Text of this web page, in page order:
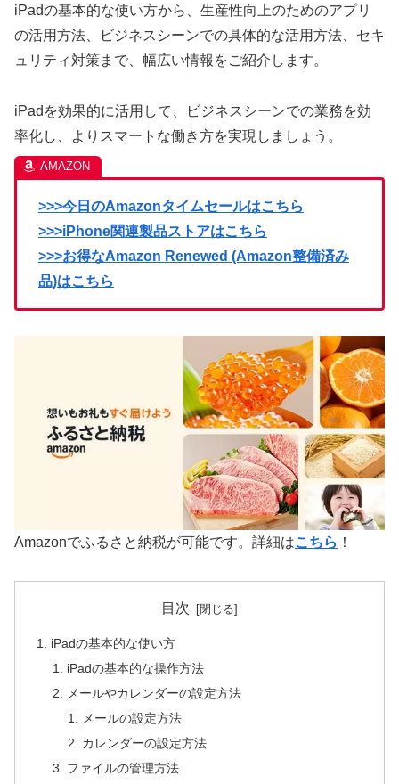
iPadの基本的な使い方から、生産性向上のためのアプリ
の活用方法、ビジネスシーンでの具体的な活用方法、セキ
ュリティ対策まで、幅広い情報をご紹介します。
iPadを効果的に活用して、ビジネスシーンでの業務を効
率化し、よりスマートな働き方を実現しましょう。
>>>今日のAmazonタイムセールはこちら
>>>iPhone関連製品ストアはこちら
>>>お得なAmazon Renewed (Amazon整備済み
品)はこちら
Amazonでふるさと納税が可能です。詳細はこちら ！
目次
iPadの基本的な使い方
iPadの基本的な操作方法
メールやカレンダーの設定方法
メールの設定方法
カレンダーの設定方法
ファイルの管理方法